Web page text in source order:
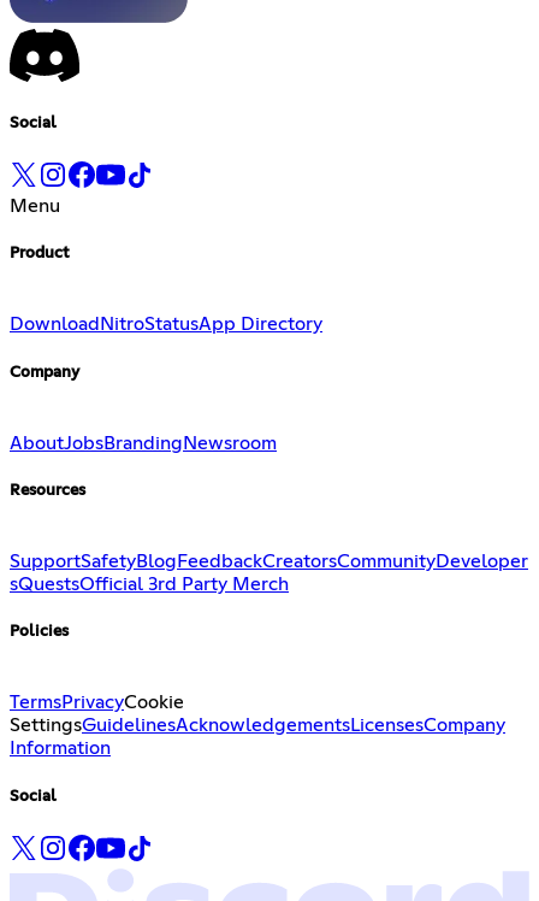
Social
Menu
Product
Download NitroStatusApp Directory
Company
AboutJobsBranding Newsroom
Resources
SupportSafetyBlog FeedbackCreatorsCommunityDeveloper
sQuestsOfficial 3rd Party Merch
Policies
TermsPrivacyCookie
SettingsGuidelinesAcknowledgementsLicensesCompany
Information
Social